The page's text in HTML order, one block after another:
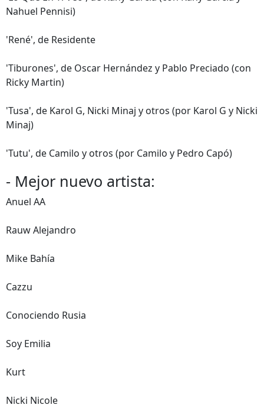
Nahuel Pennisi)
'René', de Residente
'Tiburones', de Oscar Hernández y Pablo Preciado (con
Ricky Martin)
'Tusa', de Karol G, Nicki Minaj y otros (por Karol G y Nicki
Minaj)
'Tutu', de Camilo y otros (por Camilo y Pedro Capó)
- Mejor nuevo artista:
Anuel AA
Rauw Alejandro
Mike Bahía
Cazzu
Conociendo Rusia
Soy Emilia
Kurt
Nicki Nicole